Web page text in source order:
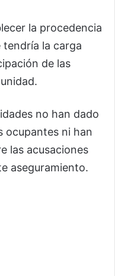
la procedencia
la carga
de las
no han dado
ocupantes ni han
las acusaciones
aseguramiento.